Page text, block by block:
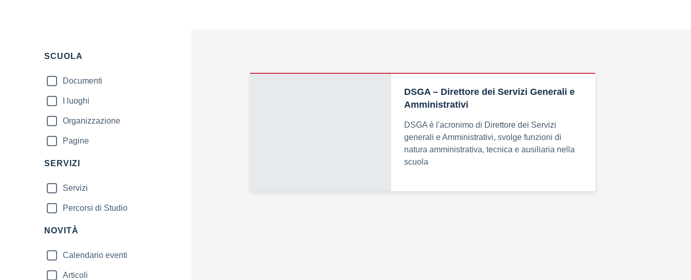
Filtri
SCUOLA
Documenti
I luoghi
Organizzazione
Pagine
SERVIZI
Servizi
Percorsi di Studio
NOVITÀ
Calendario eventi
Articoli
DSGA – Direttore dei Servizi Generali e
Amministrativi
DSGA è l'acronimo di Direttore dei Servizi
generali e Amministrativi, svolge funzioni di
natura amministrativa, tecnica e ausiliaria nella
scuola